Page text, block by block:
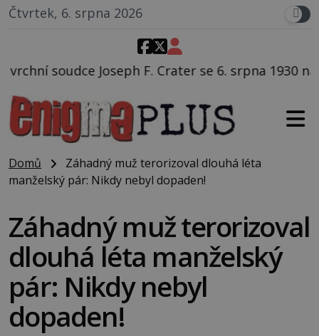
Čtvrtek, 6. srpna 2026
Crater se 6. srpna 1930 navečeří ve své
Domů
Záhadný muž terorizoval dlouhá léta
manželský pár: Nikdy nebyl dopaden!
Záhadný muž terorizoval
dlouhá léta manželský
pár: Nikdy nebyl
dopaden!